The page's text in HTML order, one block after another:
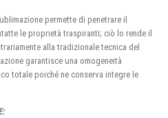
permette di penetrare il
le proprietà traspiranti; ciò lo rende il
alla tradizionale tecnica del
garantisce una omogeneità
totale poiché ne conserva integre le